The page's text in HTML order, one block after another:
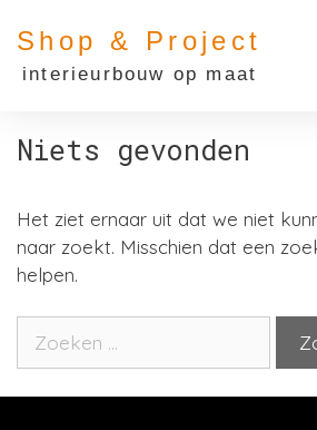
Shop & Project
interieurbouw op maat
Niets gevonden
Het ziet ernaar uit dat we niet
naar zoekt. Misschien dat een
helpen.